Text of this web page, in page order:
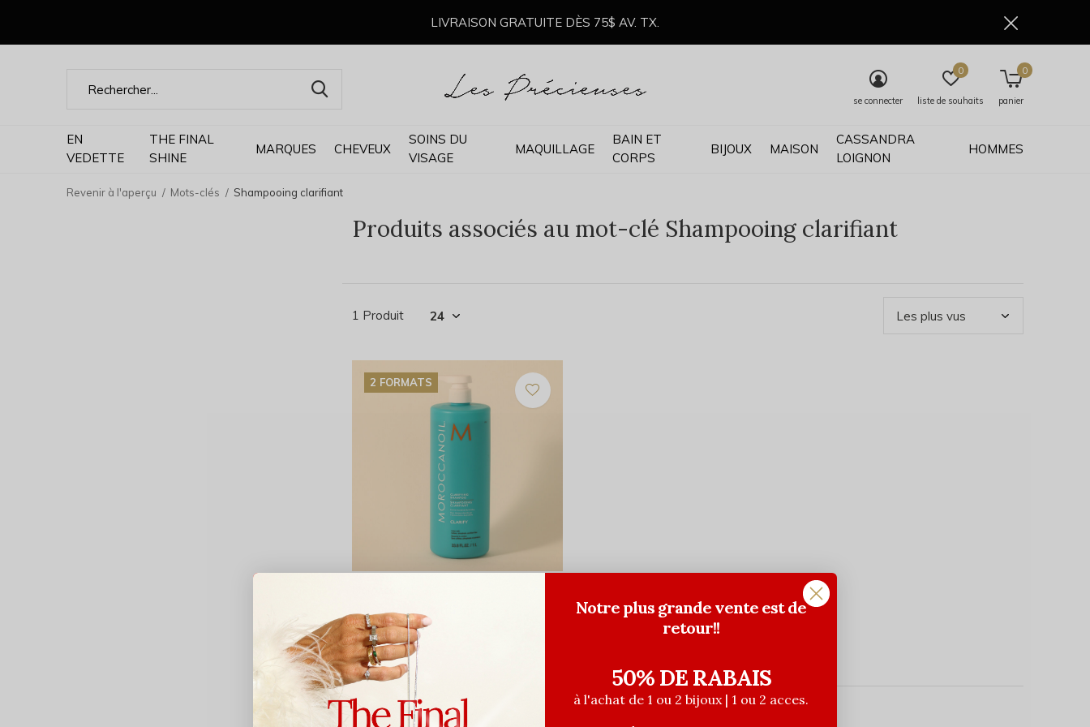
EN
VEDETTE
THE FINAL
SHINE
MARQUES CHEVEUX
SOINS DU
VISAGE
MAQUILLAGE
BAIN ET
CORPS
BIJOUX MAISON
CASSANDRA
LOIGNON
HOMMES
se connecter liste de souhaits
0
panier
0
LIVRAISON GRATUITE DÈS 75$ AV. TX.
Revenir à l'aperçu Mots-clés Shampooing clarifiant
Produits associés au mot-clé Shampooing clarifiant
1 Produit
2 FORMATS
Shampoing Clarifiant
78,00$CA 104,00$CA
Avant les taxes
Notre plus grande vente est de
retour!!
50% DE RABAIS
à l'achat de 1 ou 2 bijoux | 1 ou 2 acces.